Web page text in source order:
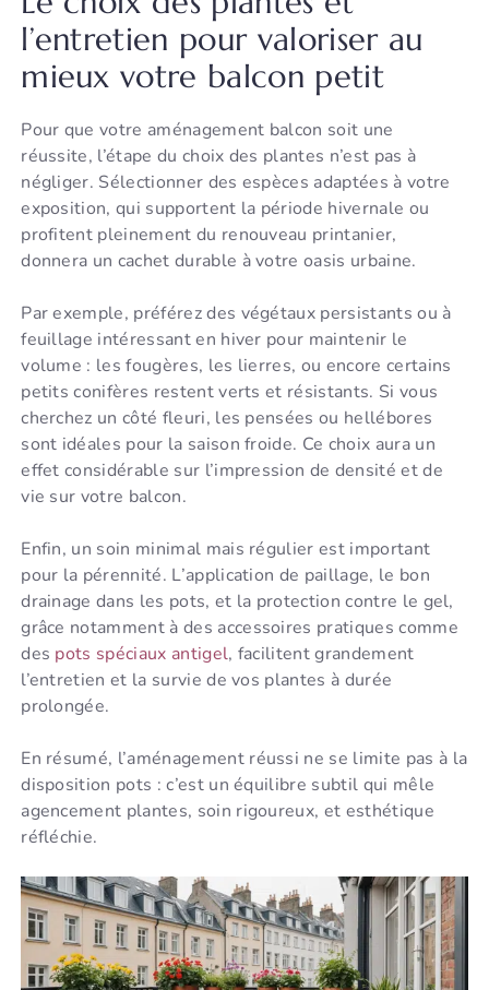
l’entretien pour valoriser au
mieux votre balcon petit
Pour que votre aménagement balcon soit une
réussite, l’étape du choix des plantes n’est pas à
négliger. Sélectionner des espèces adaptées à votre
exposition, qui supportent la période hivernale ou
profitent pleinement du renouveau printanier,
donnera un cachet durable à votre oasis urbaine.
Par exemple, préférez des végétaux persistants ou à
feuillage intéressant en hiver pour maintenir le
volume : les fougères, les lierres, ou encore certains
petits conifères restent verts et résistants. Si vous
cherchez un côté fleuri, les pensées ou hellébores
sont idéales pour la saison froide. Ce choix aura un
effet considérable sur l’impression de densité et de
vie sur votre balcon.
Enfin, un soin minimal mais régulier est important
pour la pérennité. L’application de paillage, le bon
drainage dans les pots, et la protection contre le gel,
grâce notamment à des accessoires pratiques comme
des pots spéciaux antigel, facilitent grandement
l’entretien et la survie de vos plantes à durée
prolongée.
En résumé, l’aménagement réussi ne se limite pas à la
disposition pots : c’est un équilibre subtil qui mêle
agencement plantes, soin rigoureux, et esthétique
réfléchie.